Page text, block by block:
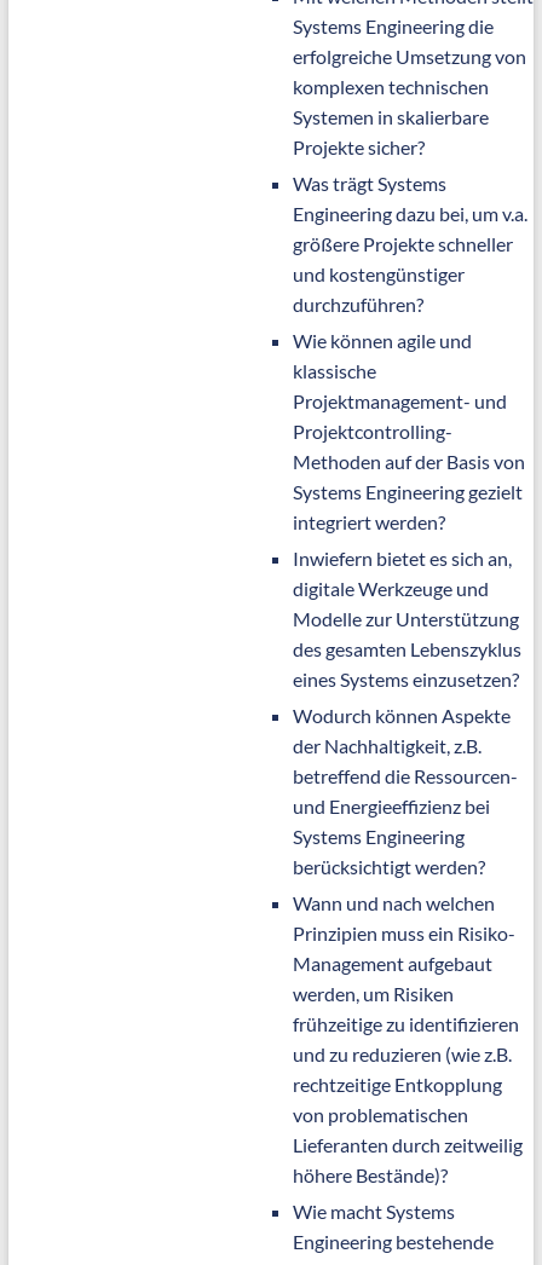
Systems Engineering die
erfolgreiche Umsetzung von
komplexen technischen
Systemen in skalierbare
Projekte sicher?
Was trägt Systems
Engineering dazu bei, um v.a.
größere Projekte schneller
und kostengünstiger
durchzuführen?
Wie können agile und
klassische
Projektmanagement- und
Projektcontrolling-
Methoden auf der Basis von
Systems Engineering gezielt
integriert werden?
Inwiefern bietet es sich an,
digitale Werkzeuge und
Modelle zur Unterstützung
des gesamten Lebenszyklus
eines Systems einzusetzen?
Wodurch können Aspekte
der Nachhaltigkeit, z.B.
betreffend die Ressourcen-
und Energieeffizienz bei
Systems Engineering
berücksichtigt werden?
Wann und nach welchen
Prinzipien muss ein Risiko-
Management aufgebaut
werden, um Risiken
frühzeitige zu identifizieren
und zu reduzieren (wie z.B.
rechtzeitige Entkopplung
von problematischen
Lieferanten durch zeitweilig
höhere Bestände)?
Wie macht Systems
Engineering bestehende